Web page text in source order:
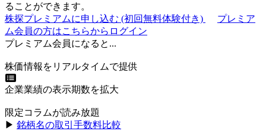
ることができます。
株探プレミアムに申し込む (初回無料体験付き)
プレミア
ム会員の方はこちらからログイン
プレミアム会員になると...
株価情報をリアルタイムで提供
企業業績の表示期数を拡大
限定コラムが読み放題
▶︎ 銘柄名の取引手数料比較